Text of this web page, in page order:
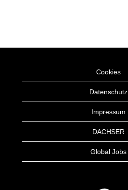
Cookies
Datenschutz
Impressum
DACHSER
Global Jobs